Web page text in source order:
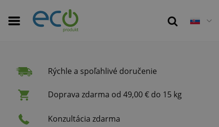
Rýchle a spoľahlivé doručenie
Doprava zdarma od 49,00 € do 15 kg
Konzultácia zdarma